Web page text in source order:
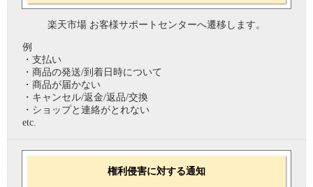
楽天市場 お客様サポートセンターへ遷移します。
例
・支払い
・商品の発送/到着日時について
・商品が届かない
・キャンセル/返金/返品/交換
・ショップと連絡がとれない
etc.
権利侵害に対する通知